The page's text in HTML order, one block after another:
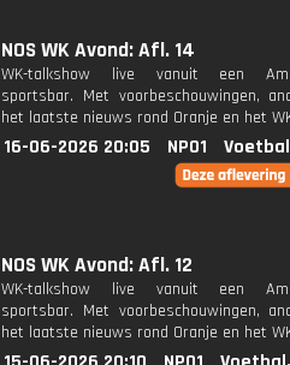
NOS WK Avond: Afl. 14
WK-talkshow live vanuit een
sportsbar. Met voorbeschouwingen,
het laatste nieuws rond Oranje en het
16-06-2026 20:05 NPO1
NOS WK Avond: Afl. 12
WK-talkshow live vanuit een
sportsbar. Met voorbeschouwingen,
het laatste nieuws rond Oranje en het